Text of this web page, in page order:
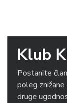
Klub
Postanite
poleg
druge